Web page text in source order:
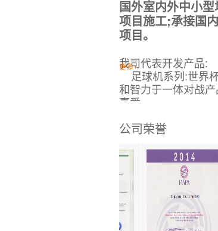
国外室内外中小
项目施工;承接国
项目。
我司代表开发产品:
足球机系列:世界
和智力于一体对战
喜爱.
一设计:
上更多风格版本;
三人迷你曲棍球,世
独特创意气垫球玩法;
四人迷你曲棍球,世
战竞赛,不断创意,满
两人成人曲棍球及四
更多+
公司荣誉